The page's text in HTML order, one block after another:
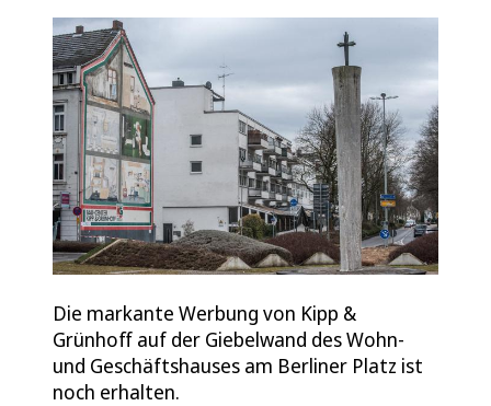
Die markante Werbung von Kipp &
Grünhoff auf der Giebelwand des Wohn-
und Geschäftshauses am Berliner Platz ist
noch erhalten.